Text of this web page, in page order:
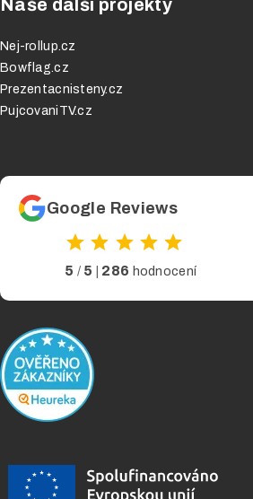
Naše další projekty
Nej-rollup.cz
Bowflag.cz
Prezentacnisteny.cz
PujcovaniTV.cz
Google Reviews
5 / 5 286 hodnocení